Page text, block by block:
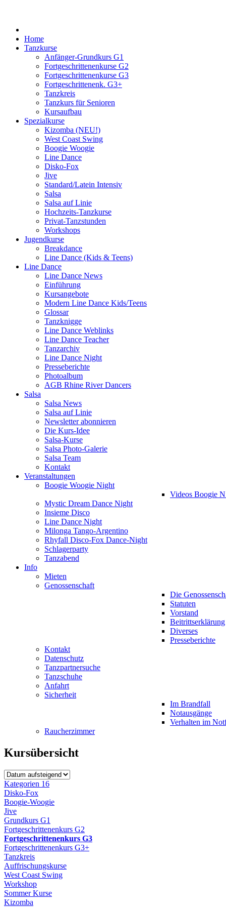
Home
Tanzkurse
Anfänger-Grundkurs G1
Fortgeschrittenenkurse G2
Fortgeschrittenenkurse G3
Fortgeschrittenenk. G3+
Tanzkreis
Tanzkurs für Senioren
Kursaufbau
Spezialkurse
Kizomba (NEU!)
West Coast Swing
Boogie Woogie
Line Dance
Disko-Fox
Jive
Standard/Latein Intensiv
Salsa
Salsa auf Linie
Hochzeits-Tanzkurse
Privat-Tanzstunden
Workshops
Jugendkurse
Breakdance
Line Dance (Kids & Teens)
Line Dance
Line Dance News
Einführung
Kursangebote
Modern Line Dance Kids/Teens
Glossar
Tanzknigge
Line Dance Weblinks
Line Dance Teacher
Tanzarchiv
Line Dance Night
Presseberichte
Photoalbum
AGB Rhine River Dancers
Salsa
Salsa News
Salsa auf Linie
Newsletter abonnieren
Die Kurs-Idee
Salsa-Kurse
Salsa Photo-Galerie
Salsa Team
Kontakt
Veranstaltungen
Boogie Woogie Night
Videos Boogie
Mystic Dream Dance Night
Insieme Disco
Line Dance Night
Milonga Tango-Argentino
Rhyfall Disco-Fox Dance-Night
Schlagerparty
Tanzabend
Info
Mieten
Genossenschaft
Die
Statuten
Vorstand
Beitrittserklärung
Diverses
Presseberichte
Kontakt
Datenschutz
Tanzpartnersuche
Tanzschuhe
Anfahrt
Sicherheit
Im Brandfall
Notausgänge
Verhalten im
Raucherzimmer
Kursübersicht
Kategorien 16
Disko-Fox
Boogie-Woogie
Jive
Grundkurs G1
Fortgeschrittenenkurs G2
Fortgeschrittenenkurs G3
Fortgeschrittenenkurs G3+
Tanzkreis
Auffrischungskurse
West Coast Swing
Workshop
Sommer Kurse
Kizomba